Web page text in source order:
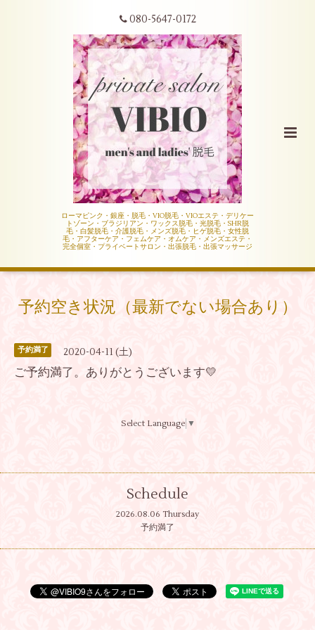
080-5647-0172
ローマピンク・銀座・脱毛・VIO脱毛・VIOエステ・デリケー
トゾーン・ブラジリアン・ワックス脱毛・光脱毛・SHR脱
毛・白髪脱毛・介護脱毛・メンズ脱毛・ヒゲ脱毛・女性脱
毛・アフターケア・フェムケア・オムケア・メンズエステ・
完全個室・プライベートサロン・出張脱毛・出張マッサージ
予約空き状況（最新でない場合あり）
予約満了 2020-04-11 (土)
ご予約満了。ありがとうございます💛
Select Language ▼
Schedule
2026.08.06 Thursday
予約満了